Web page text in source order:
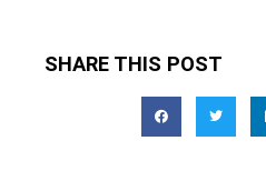
SHARE THIS POST